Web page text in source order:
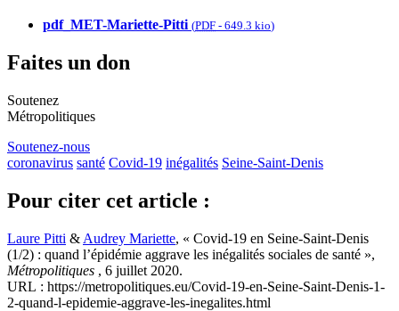
pdf_MET-Mariette-Pitti (PDF - 649.3 kio)
Faites un don
Soutenez
Métropolitiques
Soutenez-nous
coronavirus santé Covid-19 inégalités Seine-Saint-Denis
Pour citer cet article :
Laure Pitti & Audrey Mariette, « Covid-19 en Seine-Saint-Denis
(1/2) : quand l’épidémie aggrave les inégalités sociales de santé »,
Métropolitiques , 6 juillet 2020.
URL : https://metropolitiques.eu/Covid-19-en-Seine-Saint-Denis-1-
2-quand-l-epidemie-aggrave-les-inegalites.html